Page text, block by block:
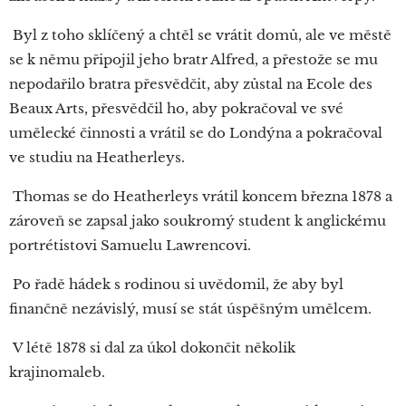
Byl z toho sklíčený a chtěl se vrátit domů, ale ve městě
se k němu připojil jeho bratr Alfred, a přestože se mu
nepodařilo bratra přesvědčit, aby zůstal na Ecole des
Beaux Arts, přesvědčil ho, aby pokračoval ve své
umělecké činnosti a vrátil se do Londýna a pokračoval
ve studiu na Heatherleys.
Thomas se do Heatherleys vrátil koncem března 1878 a
zároveň se zapsal jako soukromý student k anglickému
portrétistovi Samuelu Lawrencovi.
Po řadě hádek s rodinou si uvědomil, že aby byl
finančně nezávislý, musí se stát úspěšným umělcem.
V létě 1878 si dal za úkol dokončit několik
krajinomaleb.